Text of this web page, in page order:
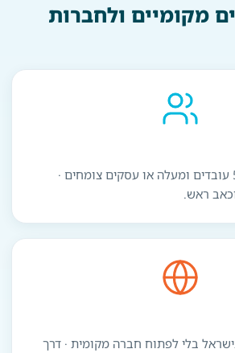
מקומיים ולחברות
במיוחד עסקים מ-5 עובדים ומעלה או עסקים צומחים ·
ראש.
בלי לפתוח חברה מקומית · דרך